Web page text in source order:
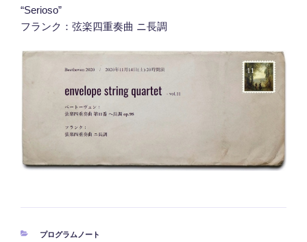
“Serioso”
フランク：弦楽四重奏曲 ニ長調
カ
プログラムノート